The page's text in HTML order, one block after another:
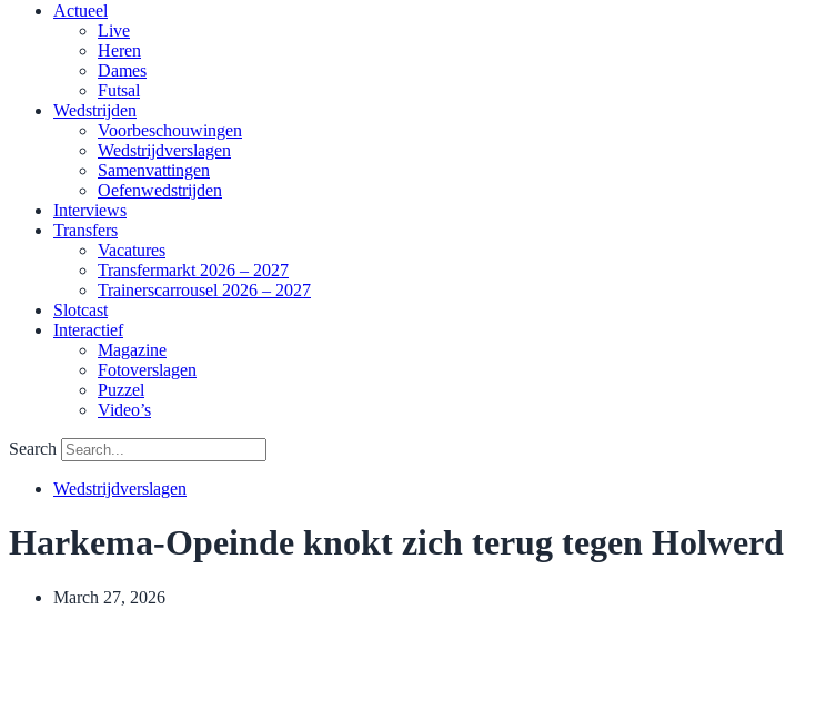
Actueel
Live
Heren
Dames
Futsal
Wedstrijden
Voorbeschouwingen
Wedstrijdverslagen
Samenvattingen
Oefenwedstrijden
Interviews
Transfers
Vacatures
Transfermarkt 2026 – 2027
Trainerscarrousel 2026 – 2027
Slotcast
Interactief
Magazine
Fotoverslagen
Puzzel
Video’s
Search
Wedstrijdverslagen
Harkema-Opeinde knokt zich terug tegen Holwerd
March 27, 2026